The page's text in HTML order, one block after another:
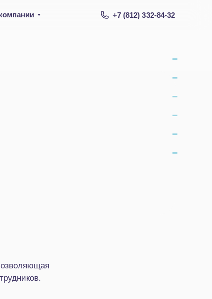
+7 (812) 332-84-32